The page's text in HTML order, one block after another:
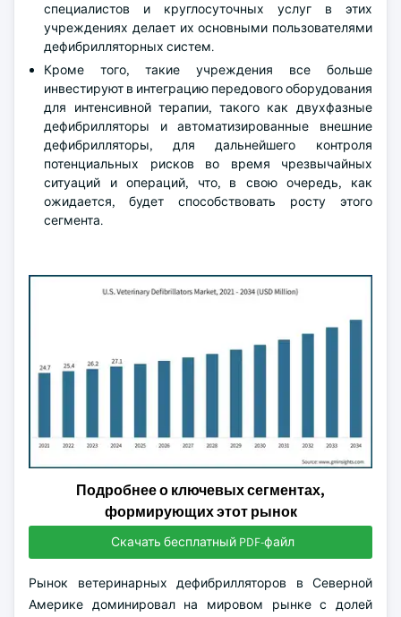
специалистов и круглосуточных услуг в этих
учреждениях делает их основными пользователями
дефибрилляторных систем.
Кроме того, такие учреждения все больше
инвестируют в интеграцию передового оборудования
для интенсивной терапии, такого как двухфазные
дефибрилляторы и автоматизированные внешние
дефибрилляторы, для дальнейшего контроля
потенциальных рисков во время чрезвычайных
ситуаций и операций, что, в свою очередь, как
ожидается, будет способствовать росту этого
сегмента.
Подробнее о ключевых сегментах,
формирующих этот рынок
Скачать бесплатный PDF-файл
Рынок ветеринарных дефибрилляторов в Северной
Америке доминировал на мировом рынке с долей